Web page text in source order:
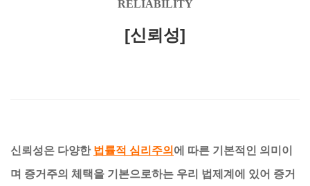
RELIABILITY
[신뢰성]
신뢰성은 다양한 법률적 심리주의 에 따른 기본적인 의미이
며 증거주의 체택을 기본으로하는 우리 법제계에 있어 증거